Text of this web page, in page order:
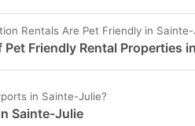
Rentals Are Pet Friendly in Sainte-
Pet Friendly Rental Properties
in Sainte-Julie?
Sainte-Julie